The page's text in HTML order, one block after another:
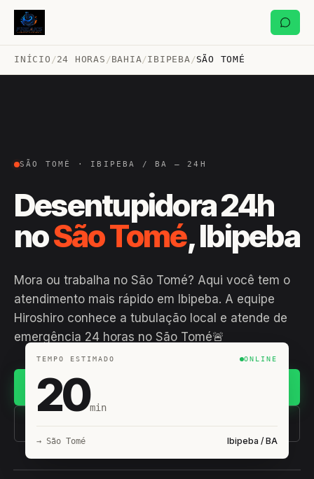
INÍCIO /24 HORAS /BAHIA/IBIPEBA /SÃO TOMÉ
SÃO TOMÉ · IBIPEBA / BA — 24H
Desentupidora 24h
noSão Tomé, Ibipeba
Mora ou trabalha no São Tomé? Aqui você tem o
atendimento mais rápido em Ibipeba. A equipe
Hiroshiro conhece a tubulação local e atende de
emergência 24 horas no São Tomé🚨
(11) 93407-8838
TEMPO ESTIMADO ONLINE
20min
→ São Tomé Ibipeba / BA